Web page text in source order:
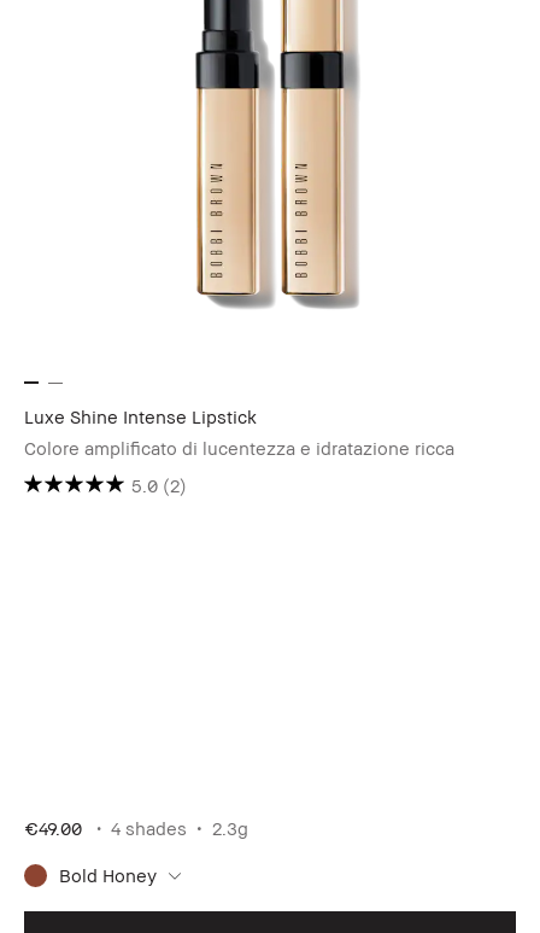
Luxe Shine Intense Lipstick
Colore amplificato di lucentezza e idratazione ricca
5.0 (2)
€49.00 4 shades 2.3g
Bold Honey